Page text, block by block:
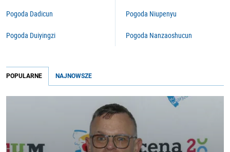
Pogoda Dadicun
Pogoda Duiyingzi
Pogoda Niupenyu
Pogoda Nanzaoshucun
POPULARNE NAJNOWSZE